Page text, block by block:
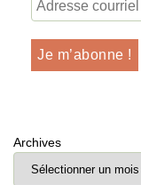
Archives